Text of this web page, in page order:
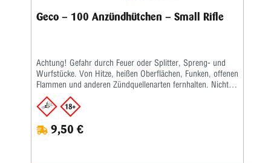
Geco – 100 Anzündhütchen – Small Rifle
Achtung! Gefahr durch Feuer oder Splitter, Spreng- und
Wurfstücke. Von Hitze, heißen Oberflächen, Funken, offenen
Flammen und anderen Zündquellenarten fernhalten. Nicht
rauchen.
9,50 €